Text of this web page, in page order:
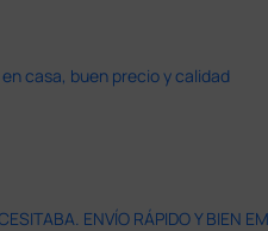
casa, buen precio y calidad
ENVÍO RÁPIDO Y BIEN